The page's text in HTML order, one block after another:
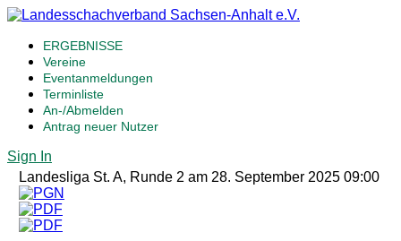
ERGEBNISSE
Vereine
Eventanmeldungen
Terminliste
An-/Abmelden
Antrag neuer Nutzer
Sign In
Landesliga St. A, Runde 2 am 28. September 2025 09:00